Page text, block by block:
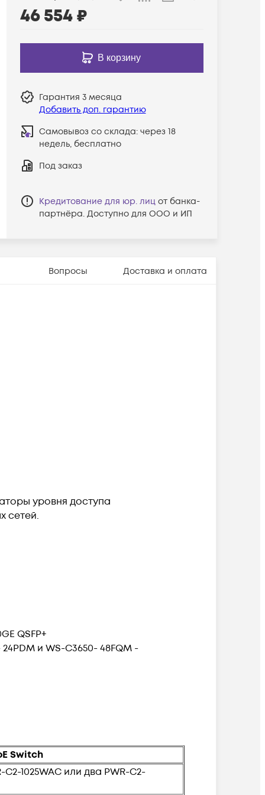
46 554₽
В корзину
Гарантия 3 месяца
Добавить доп. гарантию
Самовывоз со склада: через 18
недель, бесплатно
Под заказ
Кредитование для юр. лиц от банка-
партнёра. Доступно для ООО и ИП
Вопросы Доставка и оплата
уровня доступа
сетей.
QSFP+
и WS-C3650- 48FQM -
Switch
C2-1025WAC или два PWR-C2-